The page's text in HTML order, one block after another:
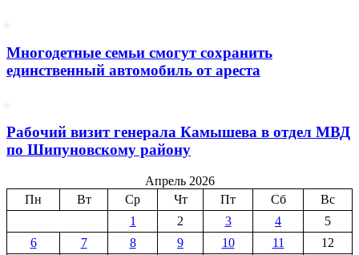
Многодетные семьи смогут сохранить
единственный автомобиль от ареста
Рабочий визит генерала Камышева в отдел МВД
по Шипуновскому району
Апрель 2026
Пн
Вт Ср Чт Пт Сб
Вс
1
2 3 4
5
6
7 8 9 10 11
12